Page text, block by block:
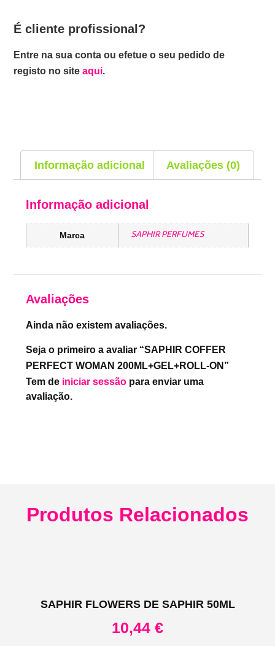
É cliente profissional?
Entre na sua conta ou efetue o seu pedido de
registo no siteaqui.
Informação adicional Avaliações (0)
Informação adicional
Marca SAPHIR PERFUMES
Avaliações
Ainda não existem avaliações.
Seja o primeiro a avaliar “SAPHIR COFFER
PERFECT WOMAN 200ML+GEL+ROLL-ON”
Tem de iniciar sessão para enviar uma
avaliação.
Produtos Relacionados
SAPHIR FLOWERS DE SAPHIR 50ML
10,44 €